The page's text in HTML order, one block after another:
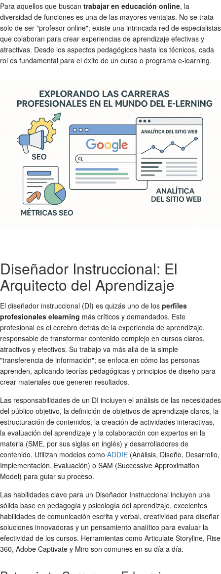
Para aquellos que buscan trabajar en educación online, la
diversidad de funciones es una de las mayores ventajas. No se trata
solo de ser "profesor online"; existe una intrincada red de especialistas
que colaboran para crear experiencias de aprendizaje efectivas y
atractivas. Desde los aspectos pedagógicos hasta los técnicos, cada
rol es fundamental para el éxito de un curso o programa e-learning.
Diseñador Instruccional: El
Arquitecto del Aprendizaje
El diseñador instruccional (DI) es quizás uno de los perfiles
profesionales elearning más críticos y demandados. Este
profesional es el cerebro detrás de la experiencia de aprendizaje,
responsable de transformar contenido complejo en cursos claros,
atractivos y efectivos. Su trabajo va más allá de la simple
"transferencia de información"; se enfoca en cómo las personas
aprenden, aplicando teorías pedagógicas y principios de diseño para
crear materiales que generen resultados.
Las responsabilidades de un DI incluyen el análisis de las necesidades
del público objetivo, la definición de objetivos de aprendizaje claros, la
estructuración de contenidos, la creación de actividades interactivas,
la evaluación del aprendizaje y la colaboración con expertos en la
materia (SME, por sus siglas en inglés) y desarrolladores de
contenido. Utilizan modelos como ADDIE (Análisis, Diseño, Desarrollo,
Implementación, Evaluación) o SAM (Successive Approximation
Model) para guiar su proceso.
Las habilidades clave para un Diseñador Instruccional incluyen una
sólida base en pedagogía y psicología del aprendizaje, excelentes
habilidades de comunicación escrita y verbal, creatividad para diseñar
soluciones innovadoras y un pensamiento analítico para evaluar la
efectividad de los cursos. Herramientas como Articulate Storyline, Rise
360, Adobe Captivate y Miro son comunes en su día a día.